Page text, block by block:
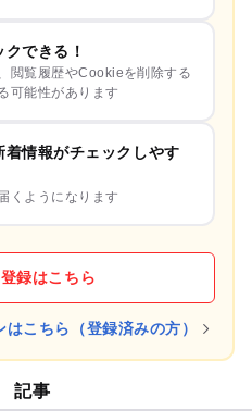
できる！
閲覧履歴やCookieを削除する
可能性があります
情報がチェックしやす
くようになります
録はこちら
はこちら（登録済みの方）
記事